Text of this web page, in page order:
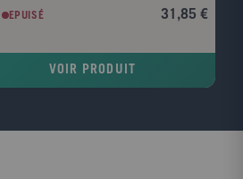
est-elle une bonne chose pour l'économie ?
Le chômage va-t-il baisser ? Quel impact
retracent les grandes étapes de l'histoire
économique depuis l'esclavage antique
EPUISÉ 31,85 €
VOIR PRODUIT